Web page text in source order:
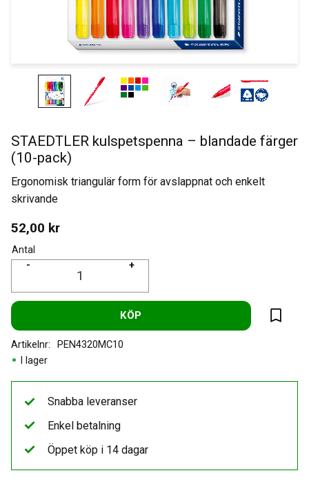
STAEDTLER kulspetspenna – blandade färger
(10-pack)
Ergonomisk triangulär form för avslappnat och enkelt
skrivande
52,00 kr
Antal
+
-
KÖP
Lägg
I lager
Artikelnr PEN4320MC10
Snabba leveranser
Enkel betalning
Öppet köp i 14 dagar